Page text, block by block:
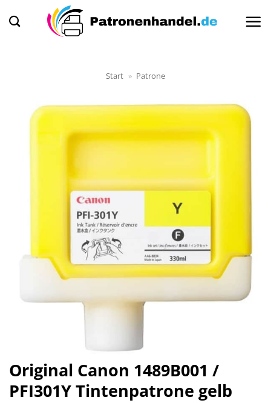
Inhalt
Start » Patrone
Original Canon 1489B001 /
PFI301Y Tintenpatrone gelb